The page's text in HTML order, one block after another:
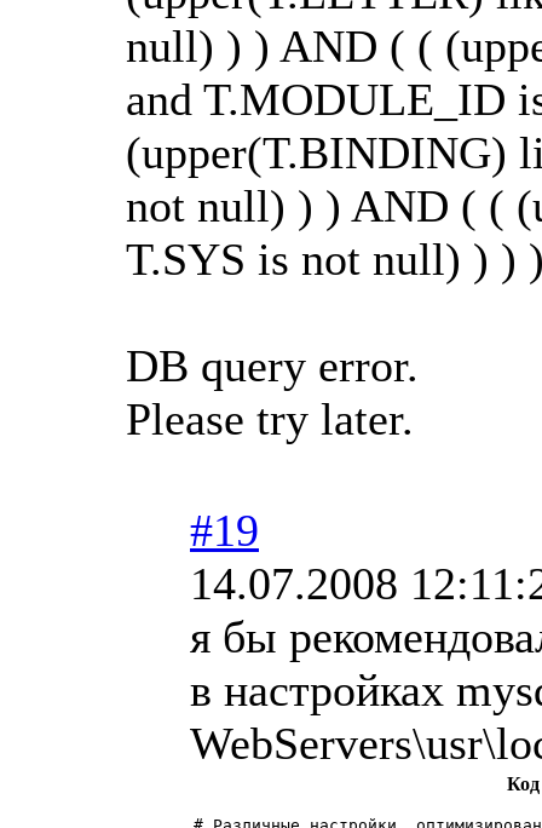
null) ) ) AND ( (
and T.MODULE_ID
(upper(T.BINDING)
not null) ) ) AND ( (
T.SYS is not null) ) )
DB query error.
Please try later.
#19
14.07.2008
я бы
в настройках
Код